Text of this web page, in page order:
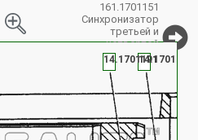
161.1701151
Синхронизатор
третьей и
четвертой
передач в
сборе
14.1701171
14.1701191